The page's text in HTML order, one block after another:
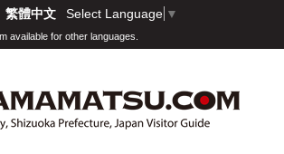
繁體中文 Select Language ▼
available for other languages.